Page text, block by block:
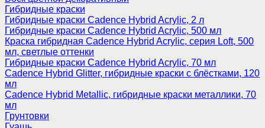
Гибридные краски
Гибридные краски Cadence Hybrid Acrylic, 2 л
Гибридные краски Cadence Hybrid Acrylic, 500 мл
Краска гибридная Cadence Hybrid Acrylic, серия Loft, 500
мл, светлые оттенки
Гибридные краски Cadence Hybrid Acrylic, 70 мл
Cadence Hybrid Glitter, гибридные краски с блёстками, 120
мл
Cadence Hybrid Metallic, гибридные краски металлики, 70
мл
Грунтовки